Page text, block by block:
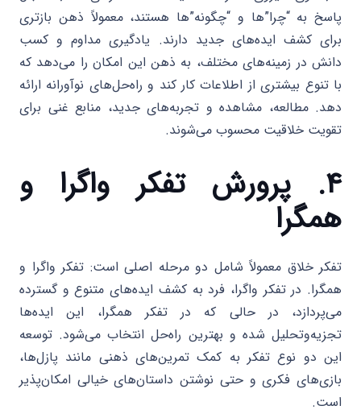
پاسخ به “چرا”ها و “چگونه”ها هستند، معمولاً ذهن بازتری
برای کشف ایده‌های جدید دارند. یادگیری مداوم و کسب
دانش در زمینه‌های مختلف، به ذهن این امکان را می‌دهد که
با تنوع بیشتری از اطلاعات کار کند و راه‌حل‌های نوآورانه ارائه
دهد. مطالعه، مشاهده و تجربه‌های جدید، منابع غنی برای
تقویت خلاقیت محسوب می‌شوند.
۴. پرورش تفکر واگرا و
همگرا
تفکر خلاق معمولاً شامل دو مرحله اصلی است: تفکر واگرا و
همگرا. در تفکر واگرا، فرد به کشف ایده‌های متنوع و گسترده
می‌پردازد، در حالی که در تفکر همگرا، این ایده‌ها
تجزیه‌وتحلیل شده و بهترین راه‌حل انتخاب می‌شود. توسعه
این دو نوع تفکر به کمک تمرین‌های ذهنی مانند پازل‌ها،
بازی‌های فکری و حتی نوشتن داستان‌های خیالی امکان‌پذیر
است.